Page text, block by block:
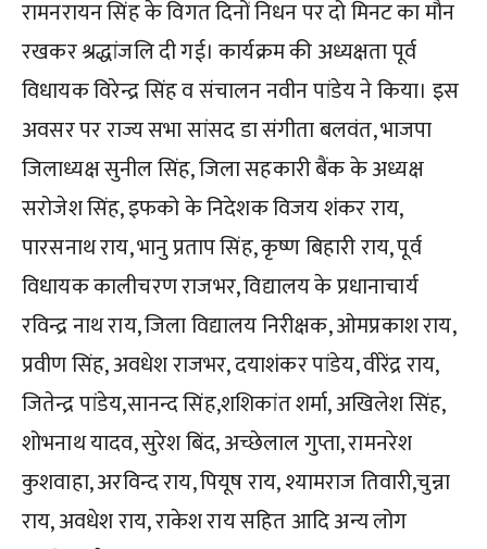
रामनरायन सिंह के विगत दिनों निधन पर दो मिनट का मौन
रखकर श्रद्धांजलि दी गई। कार्यक्रम की अध्यक्षता पूर्व
विधायक विरेन्द्र सिंह व संचालन नवीन पांडेय ने किया। इस
अवसर पर राज्य सभा सांसद डा संगीता बलवंत, भाजपा
जिलाध्यक्ष सुनील सिंह, जिला सहकारी बैंक के अध्यक्ष
सरोजेश सिंह, इफको के निदेशक विजय शंकर राय,
पारसनाथ राय, भानु प्रताप सिंह, कृष्ण बिहारी राय, पूर्व
विधायक कालीचरण राजभर, विद्यालय के प्रधानाचार्य
रविन्द्र नाथ राय, जिला विद्यालय निरीक्षक, ओमप्रकाश राय,
प्रवीण सिंह, अवधेश राजभर, दयाशंकर पांडेय, वीरेंद्र राय,
जितेन्द्र पांडेय,सानन्द सिंह,शशिकांत शर्मा, अखिलेश सिंह,
शोभनाथ यादव, सुरेश बिंद, अच्छेलाल गुप्ता, रामनरेश
कुशवाहा, अरविन्द राय, पियूष राय, श्यामराज तिवारी,चुन्ना
राय, अवधेश राय, राकेश राय सहित आदि अन्य लोग